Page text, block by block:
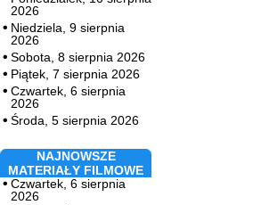
2026
Niedziela, 9 sierpnia
2026
Sobota, 8 sierpnia 2026
Piątek, 7 sierpnia 2026
Czwartek, 6 sierpnia
2026
Środa, 5 sierpnia 2026
NAJNOWSZE
MATERIAŁY FILMOWE
Czwartek, 6 sierpnia
2026